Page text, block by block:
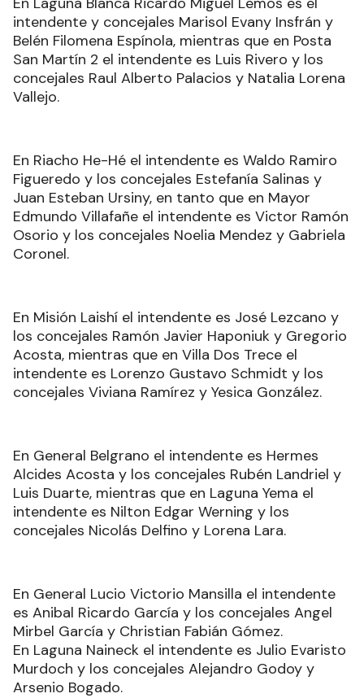
intendente y concejales Marisol Evany Insfrán y
Belén Filomena Espínola, mientras que en Posta
San Martín 2 el intendente es Luis Rivero y los
concejales Raul Alberto Palacios y Natalia Lorena
Vallejo.
En Riacho He-Hé el intendente es Waldo Ramiro
Figueredo y los concejales Estefanía Salinas y
Juan Esteban Ursiny, en tanto que en Mayor
Edmundo Villafañe el intendente es Victor Ramón
Osorio y los concejales Noelia Mendez y Gabriela
Coronel.
En Misión Laishí el intendente es José Lezcano y
los concejales Ramón Javier Haponiuk y Gregorio
Acosta, mientras que en Villa Dos Trece el
intendente es Lorenzo Gustavo Schmidt y los
concejales Viviana Ramírez y Yesica González.
En General Belgrano el intendente es Hermes
Alcides Acosta y los concejales Rubén Landriel y
Luis Duarte, mientras que en Laguna Yema el
intendente es Nilton Edgar Werning y los
concejales Nicolás Delfino y Lorena Lara.
En General Lucio Victorio Mansilla el intendente
es Anibal Ricardo García y los concejales Angel
Mirbel García y Christian Fabián Gómez.
En Laguna Naineck el intendente es Julio Evaristo
Murdoch y los concejales Alejandro Godoy y
Arsenio Bogado.